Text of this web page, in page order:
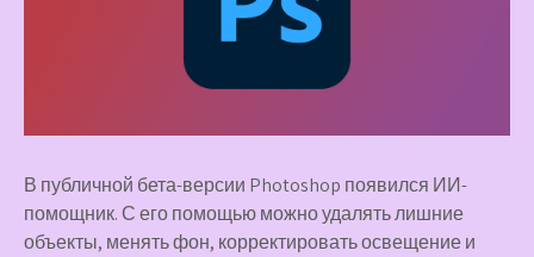
В публичной бета-версии Photoshop появился ИИ-
помощник. С его помощью можно удалять лишние
объекты, менять фон, корректировать освещение и